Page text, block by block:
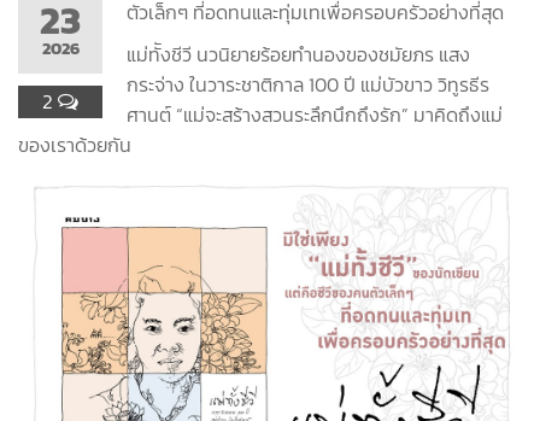
23
2026
2
ตัวเล็กๆ ที่อดทนและทุ่มเทเพื่อครอบครัวอย่างที่สุด
แม่ทัังชีวี นวนิยายร้อยทำนองของชมัยภร แสง
กระจ่าง ในวาระชาติกาล 100 ปี แม่บัวขาว วิทูรธีร
ศานต์ “แม่จะสร้างสวนระลึกนึกถึงรัก” มาคิดถึงแม่
ของเราด้วยกัน